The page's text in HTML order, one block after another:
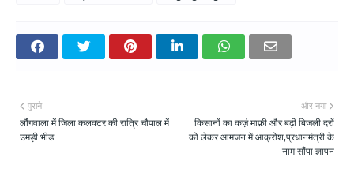
और नया
किसानों का कर्ज़ माफ़ी और बढ़ी बिजली दरों
को लेकर आमजन में आक्रोश,प्रधानमंत्री के
नाम सौंपा ज्ञापन
पुराने
लौंगवाला में जिला कलक्टर की रात्रि चौपाल में
उमड़ी भीड